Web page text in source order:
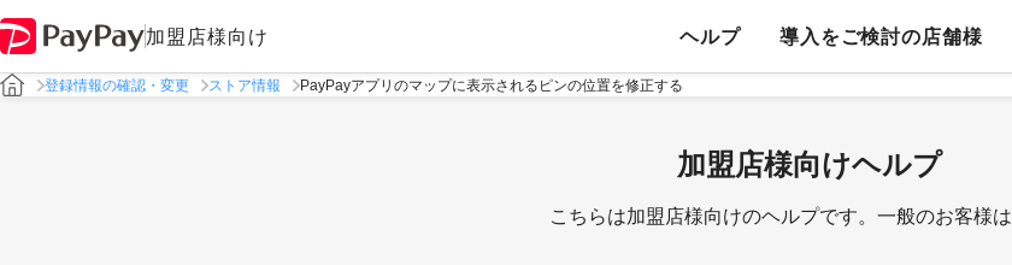
加盟店様向け ヘルプ 導入をご検討の店舗様
登録情報の確認・変更 ストア情報 PayPayアプリのマップに表示されるピンの位置を修正する
加盟店様向けヘルプ
こちらは加盟店様向けのヘルプです。一般のお客様は